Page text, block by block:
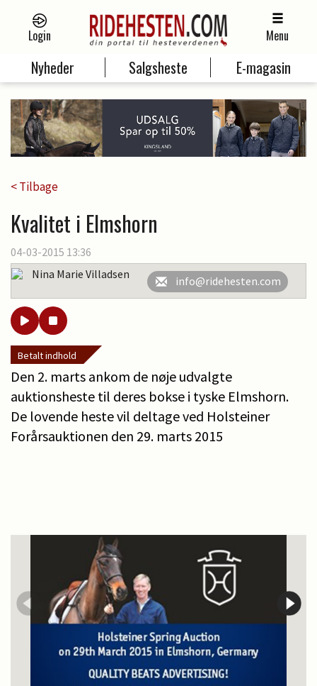
Login Menu
Nyheder Salgsheste E-magasin
< Tilbage
Kvalitet i Elmshorn
04-03-2015 13:36
Nina Marie Villadsen
info@ridehesten.com
Betalt indhold
Den 2. marts ankom de nøje udvalgte
auktionsheste til deres bokse i tyske Elmshorn.
De lovende heste vil deltage ved Holsteiner
Forårsauktionen den 29. marts 2015